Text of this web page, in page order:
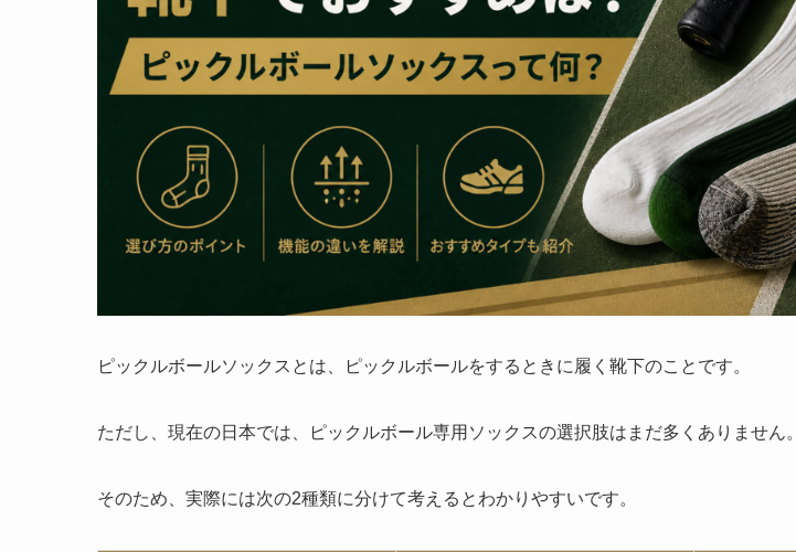
ピックルボールソックスとは、ピックルボールをするときに履く靴下のことです。
ただし、現在の日本では、ピックルボール専用ソックスの選択肢はまだ多くありません。
そのため、実際には次の2種類に分けて考えるとわかりやすいです。